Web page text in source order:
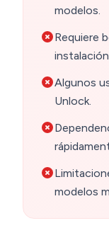
modelos.
Requiere
Algunos
Unlock.
modelos